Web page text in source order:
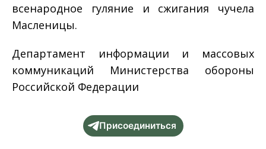
всенародное гуляние и сжигания чучела
Масленицы.
Департамент информации и массовых
коммуникаций Министерства обороны
Российской Федерации
Присоединиться